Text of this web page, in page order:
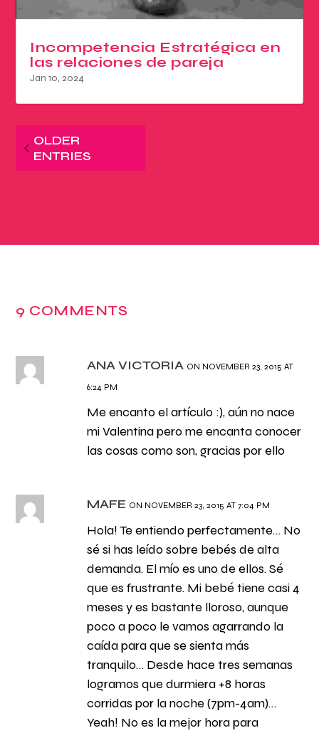
Incompetencia Estratégica en
las relaciones de pareja
Jan 10, 2024
OLDER
ENTRIES
9 COMMENTS
ANA VICTORIA ON NOVEMBER 23, 2015 AT
6:24 PM
Me encanto el artículo :), aún no nace
mi Valentina pero me encanta conocer
las cosas como son, gracias por ello
MAFE ON NOVEMBER 23, 2015 AT 7:04 PM
Hola! Te entiendo perfectamente… No
sé si has leído sobre bebés de alta
demanda. El mío es uno de ellos. Sé
que es frustrante. Mi bebé tiene casi 4
meses y es bastante lloroso, aunque
poco a poco le vamos agarrando la
caída para que se sienta más
tranquilo… Desde hace tres semanas
logramos que durmiera +8 horas
corridas por la noche (7pm-4am)…
Yeah! No es la mejor hora para